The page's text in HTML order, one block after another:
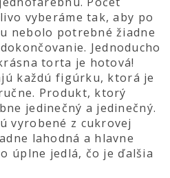
vyberáme tak, aby po
nebolo potrebné žiadne
Jednoducho
torta je hotová!
každú figúrku, ktorá je
Produkt, ktorý
jedinečný a jedinečný.
vyrobené z cukrovej
lahodná a hlavne
úplne jedlá, čo je ďalšia